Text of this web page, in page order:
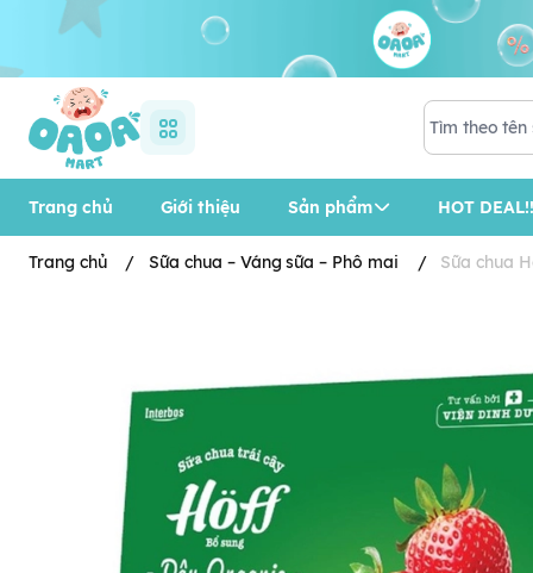
Trang chủ Giới thiệu Sản phẩm HOT
Trang chủ / Sữa chua – Váng sữa – Phô mai / Sữa chua